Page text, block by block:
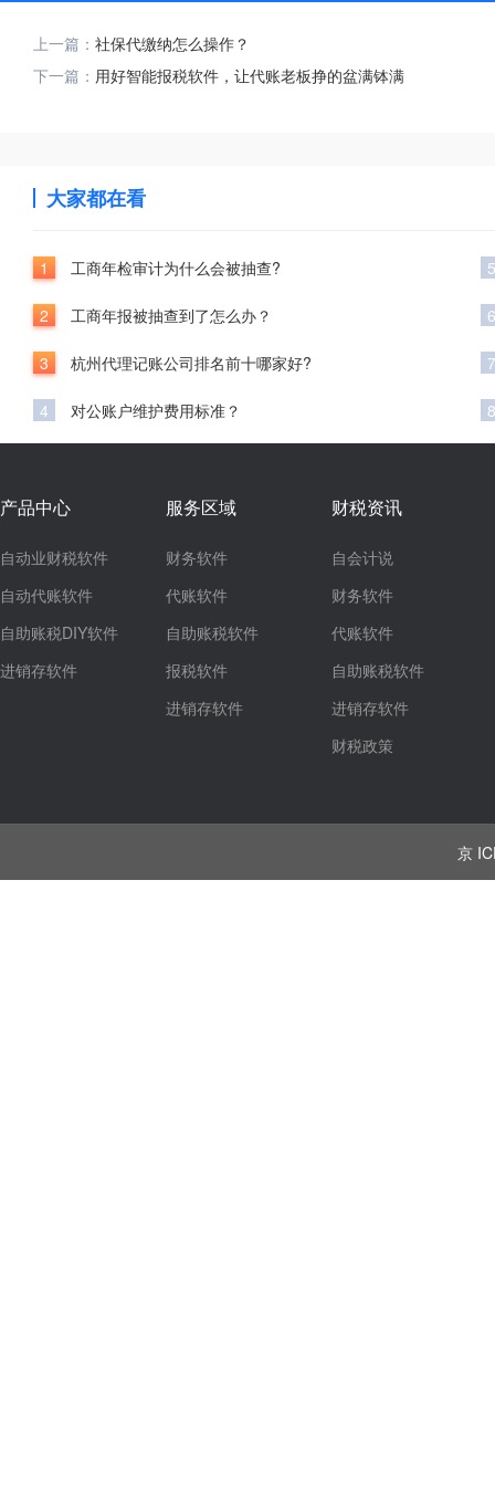
上一篇： 社保代缴纳怎么操作？
下一篇： 用好智能报税软件，让代账老板挣的盆满钵满
大家都在看
1 工商年检审计为什么会被抽查?
2 工商年报被抽查到了怎么办？
3 杭州代理记账公司排名前十哪家好?
4 对公账户维护费用标准？
5
6
7
8
产品中心
自动业财税软件
自动代账软件
自助账税DIY软件
进销存软件
服务区域
财务软件
代账软件
自助账税软件
报税软件
进销存软件
财税资讯
自会计说
财务软件
代账软件
自助账税软件
进销存软件
财税政策
京